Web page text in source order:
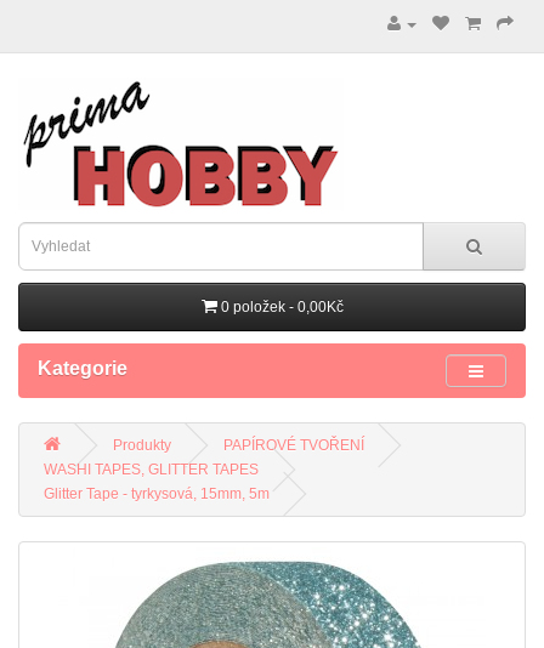
0 položek - 0,00Kč
Kategorie
Produkty
PAPÍROVÉ TVOŘENÍ
WASHI TAPES, GLITTER TAPES
Glitter Tape - tyrkysová, 15mm, 5m